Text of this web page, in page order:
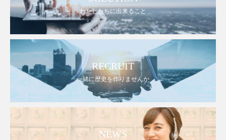
わたしたちに出来ること
RECRUIT
一緒に歴史を作りませんか
NEWS